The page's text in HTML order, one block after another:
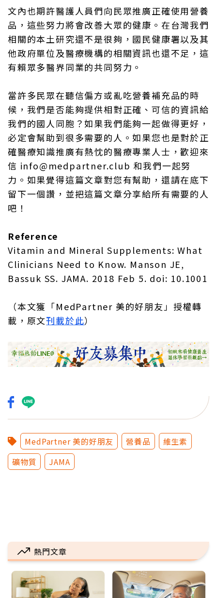
文內也期許醫護人員們向民眾推廣正確使用營養
品，這些努力將會改善大眾的健康。在台灣我們
相關的本土研究還不是很夠，國民健康署以及其
他政府單位及醫療機構的相關資訊也還不足，這
有賴眾多醫界同業的共同努力。
當許多民眾在聽信偏方或亂吃營養補充品的時
候，我們是否能夠提供相對正確、可信的資訊給
我們的國人同胞？如果我們能夠一起做得更好，
必定會幫助到很多需要的人。如果您也是對於正
確醫療知識推廣有熱忱的醫療專業人士，歡迎來
信 info@medpartner.club 和我們一起努
力。如果覺得這篇文章對您有幫助，還請在底下
留下一個讚，並把這篇文章分享給所有需要的人
吧！
Reference
Vitamin and Mineral Supplements: What
Clinicians Need to Know. Manson JE,
Bassuk SS. JAMA. 2018 Feb 5. doi: 10.1001
（本文獲「MedPartner 美的好朋友」授權轉
載，原文刊載於此）
MedPartner 美的好朋友 營養品
維生素
礦物質
JAMA
熱門文章